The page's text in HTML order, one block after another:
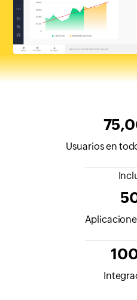
Usuarios en